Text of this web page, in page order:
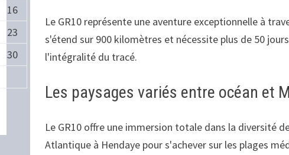
Le GR10 représente une aventure exceptionnelle à
s'étend sur 900 kilomètres et nécessite plus de 50
l'intégralité du tracé.
Les paysages variés entre océan et
Le GR10 offre une immersion totale dans la diversité
Atlantique à Hendaye pour s'achever sur les plages
16
23
30